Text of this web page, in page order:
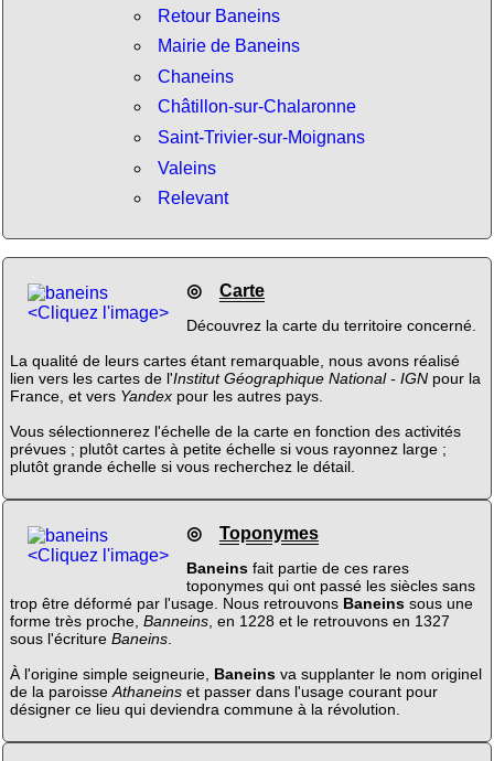
Retour Baneins
Mairie de Baneins
Chaneins
Châtillon-sur-Chalaronne
Saint-Trivier-sur-Moignans
Valeins
Relevant
<Cliquez l'image>
◎ Carte
Découvrez la carte du territoire concerné.
La qualité de leurs cartes étant remarquable, nous avons réalisé
lien vers les cartes de l'Institut Géographique National - IGNpour la
France, et vers Yandexpour les autres pays.
Vous sélectionnerez l'échelle de la carte en fonction des activités
prévues ; plutôt cartes à petite échelle si vous rayonnez large ;
plutôt grande échelle si vous recherchez le détail.
<Cliquez l'image>
◎ Toponymes
Baneinsfait partie de ces rares
toponymes qui ont passé les siècles sans
trop être déformé par l'usage. Nous retrouvons Baneinssous une
forme très proche, Banneins, en 1228 et le retrouvons en 1327
sous l'écriture Baneins.
À l'origine simple seigneurie, Baneinsva supplanter le nom originel
de la paroisseAthaneinset passer dans l'usage courant pour
désigner ce lieu qui deviendra commune à la révolution.